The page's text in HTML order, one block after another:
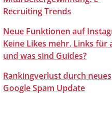
Recruiting Trends
Neue Funktionen auf
Keine Likes mehr, Links für
und was sind Guides?
Rankingverlust durch neues
Google Spam Update